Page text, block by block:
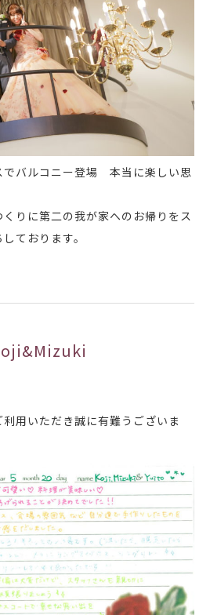
バルコニー登場
本当に楽しい思
りに第二の我が家へのお帰りをス
ております。
用いただき誠に有難うございま